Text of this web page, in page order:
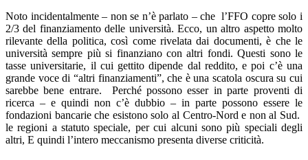
Noto incidentalmente – non se n’è parlato – che l’FFO copre solo i
2/3 del finanziamento delle università. Ecco, un altro aspetto molto
rilevante della politica, così come rivelata dai documenti, è che le
università sempre più si finanziano con altri fondi. Questi sono le
tasse universitarie, il cui gettito dipende dal reddito, e poi c’è una
grande voce di “altri finanziamenti”, che è una scatola oscura su cui
sarebbe bene entrare. Perché possono esser in parte proventi di
ricerca – e quindi non c’è dubbio – in parte possono essere le
fondazioni bancarie che esistono solo al Centro-Nord e non al Sud.
le regioni a statuto speciale, per cui alcuni sono più speciali degli
altri, E quindi l’intero meccanismo presenta diverse criticità.